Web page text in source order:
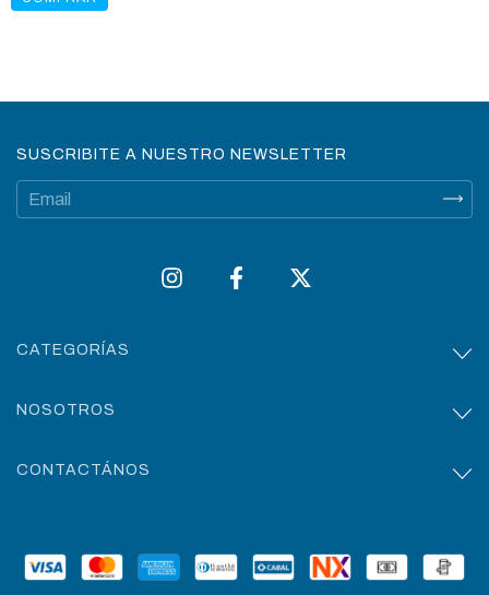
SUSCRIBITE A NUESTRO NEWSLETTER
CATEGORÍAS
NOSOTROS
CONTACTÁNOS